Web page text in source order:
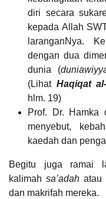
diri secara
kepada Allah
laranganNya.
dengan dua
dunia (
(Lihat Haqiqat
hlm. 19)
Prof. Dr. Hamka
menyebut,
kaedah dan
Begitu juga ramai
kalimah sa’adah atau
dan makrifah mereka.